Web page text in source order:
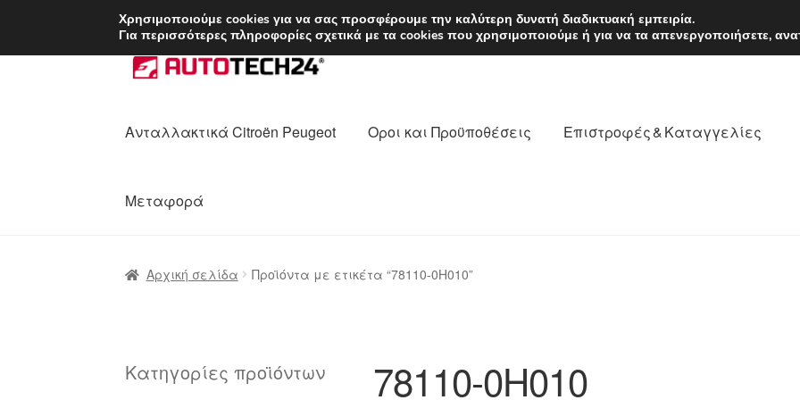
ΑΠΟΣΤΟΛΗ από 7 EUR Δευτέρα-Παρ.
Απευθείας
μετάβαση
πλοήγηση
Μετάβαση
σε
Ανταλλακτικά Citroën Peugeot Οροι και Προϋποθέσεις Επιστροφές & Καταγγελίες
Μεταφορά
Αρχική σελίδα Προϊόντα με ετικέτα “78110-0H010”
78110-0H010
Κατηγορίες προϊόντων
Χρησιμοποιούμε cookies για να σας προσφέρουμε την καλύτερη δυνατή διαδικτυακή εμπειρία.
Για περισσότερες πληροφορίες σχετικά με τα cookies που χρησιμοποιούμε ή για να τα απενεργοποιήσετε,